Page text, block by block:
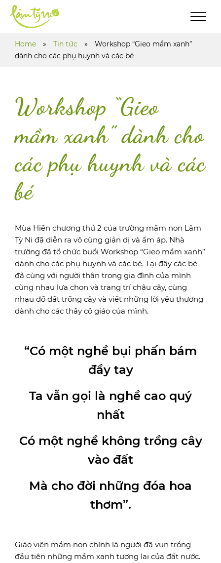
Home » Tin tức »
Workshop “Gieo mầm xanh”
dành cho các phụ huynh và các bé
Workshop “Gieo
mầm xanh” dành cho
các phụ huynh và các
bé
Mùa Hiến chương thứ 2 của trường mầm non Lâm
Tỳ Ni đã diễn ra vô cùng giản dị và ấm áp. Nhà
trường đã tổ chức buổi Workshop “Gieo mầm xanh”
dành cho các phụ huynh và các bé. Tại đây các bé
đã cùng với người thân trong gia đình của mình
cùng nhau lựa chọn và trang trí chậu cây, cùng
nhau đổ đất trồng cây và viết những lời yêu thương
dành cho các thầy cô giáo của mình.
“Có một nghề bụi phấn bám
đầy tay
Ta vẫn gọi là nghề cao quý
nhất
Có một nghề không trồng cây
vào đất
Mà cho đời những đóa hoa
thơm”.
Giáo viên mầm non chính là người đã vun trồng
đầu tiên những mầm xanh tương lai của đất nước.